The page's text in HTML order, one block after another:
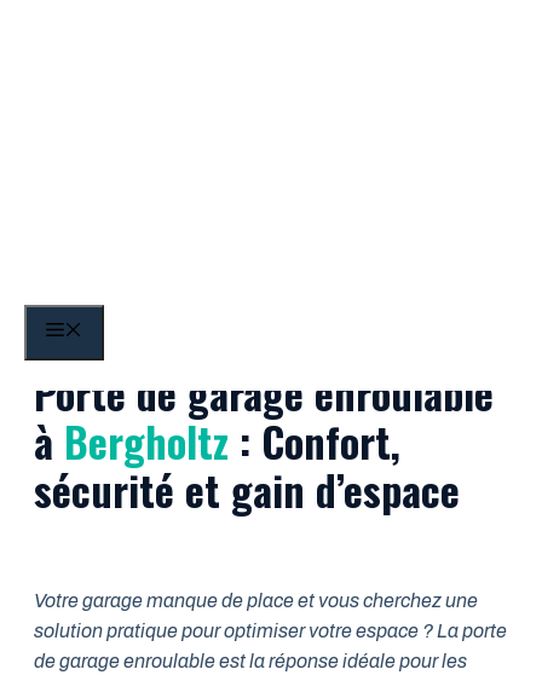
Porte de garage enroulable
à Bergholtz : Confort,
sécurité et gain d’espace
Votre garage manque de place et vous cherchez une
solution pratique pour optimiser votre espace ? La porte
de garage enroulable est la réponse idéale pour les